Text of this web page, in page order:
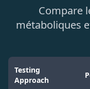
Compare
métaboliques
Testing
Approach